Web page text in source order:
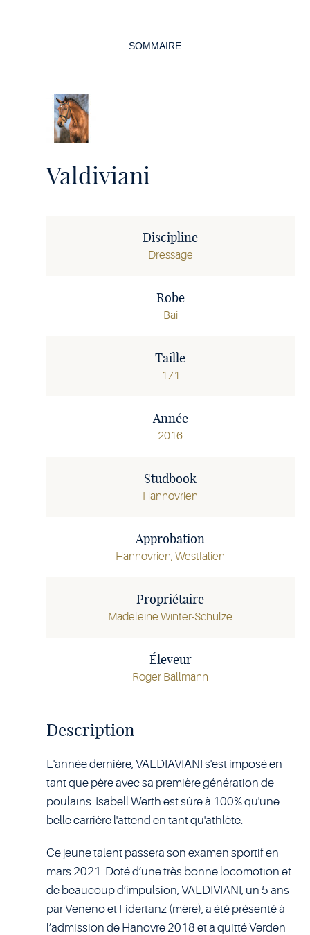
Valdiviani
Discipline
Dressage
Robe
Bai
Taille
171
Année
2016
Studbook
Hannovrien
Approbation
Hannovrien, Westfalien
Propriétaire
Madeleine Winter-Schulze
Éleveur
Roger Ballmann
Description
L'année dernière, VALDIAVIANI s'est imposé en
tant que père avec sa première génération de
poulains. Isabell Werth est sûre à 100% qu'une
belle carrière l'attend en tant qu'athlète.
Ce jeune talent passera son examen sportif en
mars 2021. Doté d’une très bonne locomotion et
de beaucoup d’impulsion, VALDIVIANI, un 5 ans
par Veneno et Fidertanz (mère), a été présenté à
l’admission de Hanovre 2018 et a quitté Verden
SOMMAIRE